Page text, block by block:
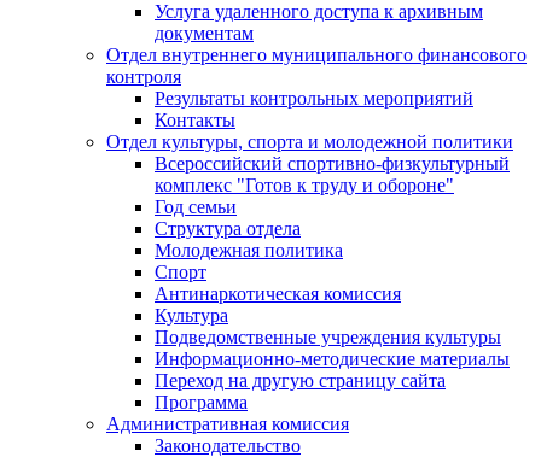
Услуга удаленного доступа к архивным
документам
Отдел внутреннего муниципального финансового
контроля
Результаты контрольных мероприятий
Контакты
Отдел культуры, спорта и молодежной политики
Всероссийский спортивно-физкультурный
комплекс "Готов к труду и обороне"
Год семьи
Структура отдела
Молодежная политика
Спорт
Антинаркотическая комиссия
Культура
Подведомственные учреждения культуры
Информационно-методические материалы
Переход на другую страницу сайта
Программа
Административная комиссия
Законодательство